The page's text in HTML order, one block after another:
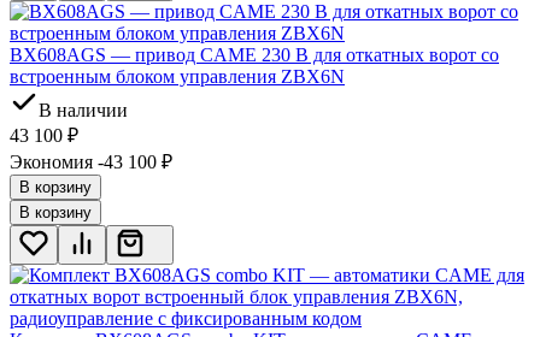
BX608AGS — привод CAME 230 В для откатных ворот со
встроенным блоком управления ZBX6N
В наличии
43 100 ₽
Экономия -43 100 ₽
В корзину
В корзину